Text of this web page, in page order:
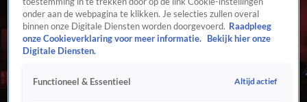
onder aan de webpagina te klikken. Je selecties zullen overal
binnen onze Digitale Diensten worden doorgevoerd. Raadpleeg
onze Cookieverklaring voor meer informatie.
Bekijk hier onze
Digitale Diensten.
Functioneel & Essentieel Altijd actief